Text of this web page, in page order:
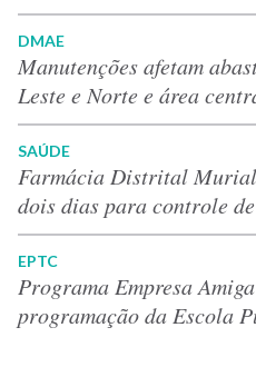
DMAE
Manutenções afetam
Leste e Norte e área
SAÚDE
Farmácia Distrital
dois dias para controle
EPTC
Programa Empresa
programação da Escola